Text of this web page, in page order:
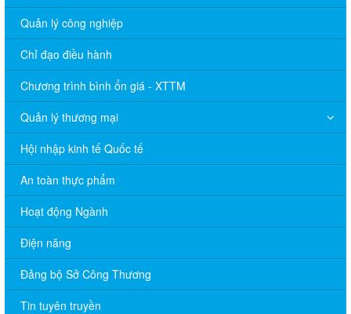
Quản lý công nghiệp
Chỉ đạo điều hành
Chương trình bình ổn giá - XTTM
Quản lý thương mại
Hội nhập kinh tế Quốc tế
An toàn thực phẩm
Hoạt động Ngành
Điện năng
Đảng bộ Sở Công Thương
Tin tuyên truyền